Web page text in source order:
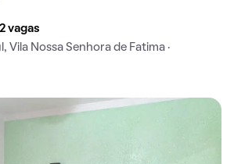
vagas
Vila Nossa Senhora de Fatima ·